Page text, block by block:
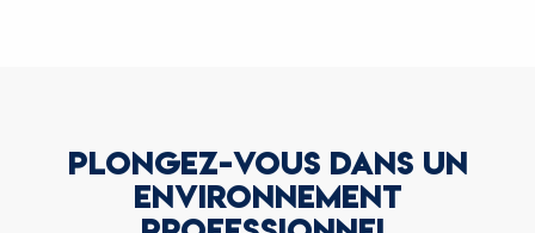
PLONGEZ-VOUS DANS UN
ENVIRONNEMENT